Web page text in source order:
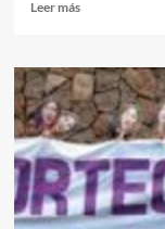
Leer másLeer
NICARAGUA:
ALEJANDRO
BENDAÑA,
SANDINISTA,
PIDIÓ
PERDÓN
POR
SU